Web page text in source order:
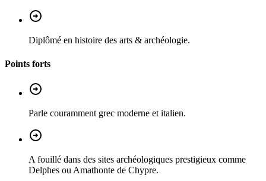
Diplômé en histoire des arts & archéologie.
Points forts
Parle couramment grec moderne et italien.
A fouillé dans des sites archéologiques prestigieux comme
Delphes ou Amathonte de Chypre.